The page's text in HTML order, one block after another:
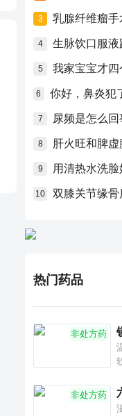
3 乳腺纤维瘤
4 生脉饮口服液
5 我家宝宝才四
6
7 尿频是怎么回
8 肝火旺和脾
9 用清热水洗
10 双膝关节缘
热门药品
非处方药
非处方药